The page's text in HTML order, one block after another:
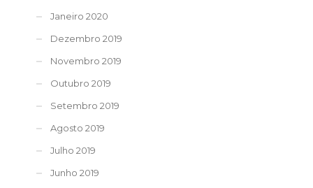
Janeiro 2020
Dezembro 2019
Novembro 2019
Outubro 2019
Setembro 2019
Agosto 2019
Julho 2019
Junho 2019